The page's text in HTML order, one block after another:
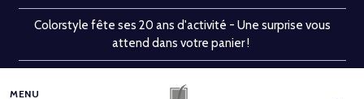
Colorstyle fête ses 20 ans d'activité - Une surprise vous
attend dans votre panier !